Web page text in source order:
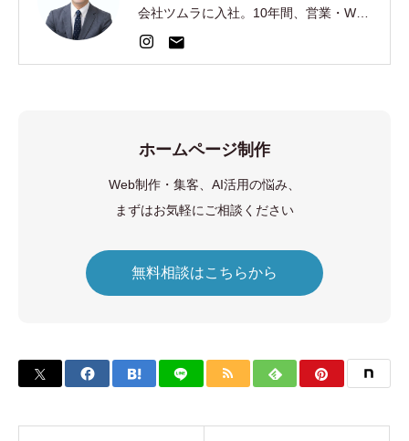
会社ツムラに入社。10年間、営業・Web
集客・AI開発を経験。2024年、EC制
作・集客の株式会社AOを創業。
ホームページ制作
Web制作・集客、AI活用の悩み、
まずはお気軽にご相談ください
無料相談はこちらから